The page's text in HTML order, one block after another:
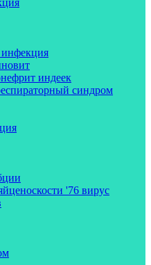
инфекция
индеек
синдром
'76 вирус